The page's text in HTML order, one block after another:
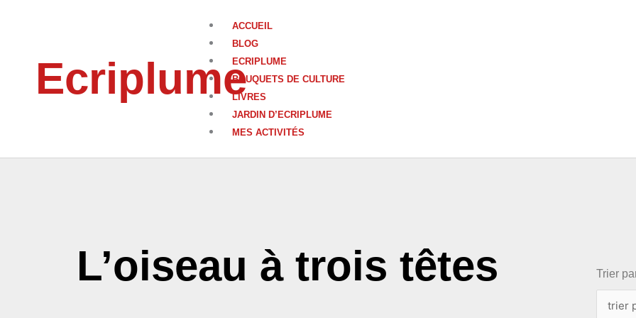
Ecriplume
ACCUEIL
BLOG
ECRIPLUME
BOUQUETS DE CULTURE
LIVRES
JARDIN D’ECRIPLUME
MES ACTIVITÉS
L’oiseau à trois têtes Trier